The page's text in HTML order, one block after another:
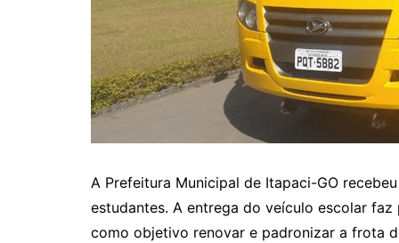
Itaguaru
Itapuranga
Jaraguá
Jardim Paulista
Jataí
Nova América
A Prefeitura Municipal de Itapaci-GO
estudantes. A entrega do veículo escolar
como objetivo renovar e padronizar a frota